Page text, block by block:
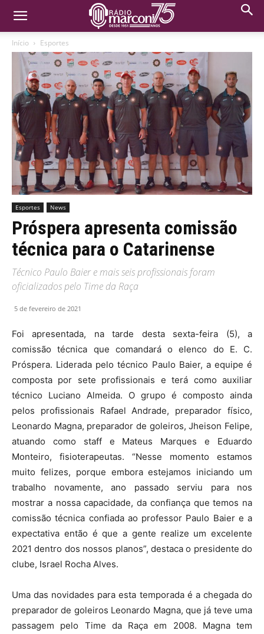
Início Esportes
Esportes News
Próspera apresenta comissão
técnica para o Catarinense
Técnico Paulo Baier e mais seis profissionais foram
oficializados pelo Time da Raça
5 de fevereiro de 2021
Foi apresentada, na tarde desta sexta-feira (5), a
comissão técnica que comandará o elenco do E. C.
Próspera. Liderada pelo técnico Paulo Baier, a equipe é
composta por sete profissionais e terá como auxiliar
técnico Luciano Almeida. O grupo é composto ainda
pelos profissionais Rafael Andrade, preparador físico,
Leonardo Magna, preparador de goleiros, Jheison Felipe,
atuando como staff e Mateus Marques e Eduardo
Monteiro, fisioterapeutas. “Nesse momento estamos
muito felizes, porque embora estejamos iniciando um
trabalho novamente, ano passado serviu para nos
mostrar a nossa capacidade, da confiança que temos na
comissão técnica confiada ao professor Paulo Baier e a
expectativa então é que a gente realize um excelente
2021 dentro dos nossos planos”, destaca o presidente do
clube, Israel Rocha Alves.
Uma das novidades para esta temporada é a chegada do
preparador de goleiros Leonardo Magna, que já teve uma
passagem pelo Time da Raça em 2008. Magna tem